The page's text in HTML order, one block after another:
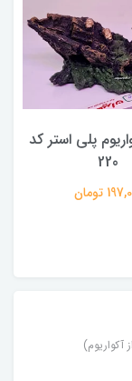
پلی استر کد
220
تومان